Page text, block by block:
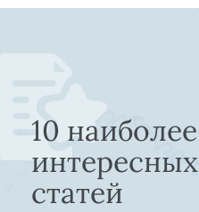
10 наиболее
интересных
статей